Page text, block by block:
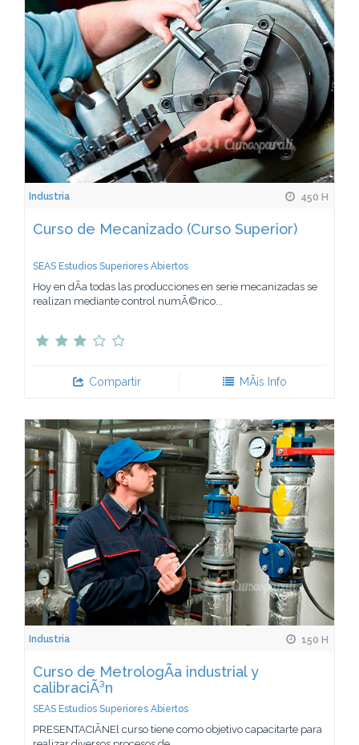
Industria 450 H
Curso de Mecanizado (Curso Superior)
SEAS Estudios Superiores Abiertos
Hoy en dÃ­a todas las producciones en serie mecanizadas se
realizan mediante control numÃ©rico...
Compartir MÃ¡s Info
Industria 150 H
Curso de MetrologÃ­a industrial y
calibraciÃ³n
SEAS Estudios Superiores Abiertos
PRESENTACIÃNEl curso tiene como objetivo capacitarte para